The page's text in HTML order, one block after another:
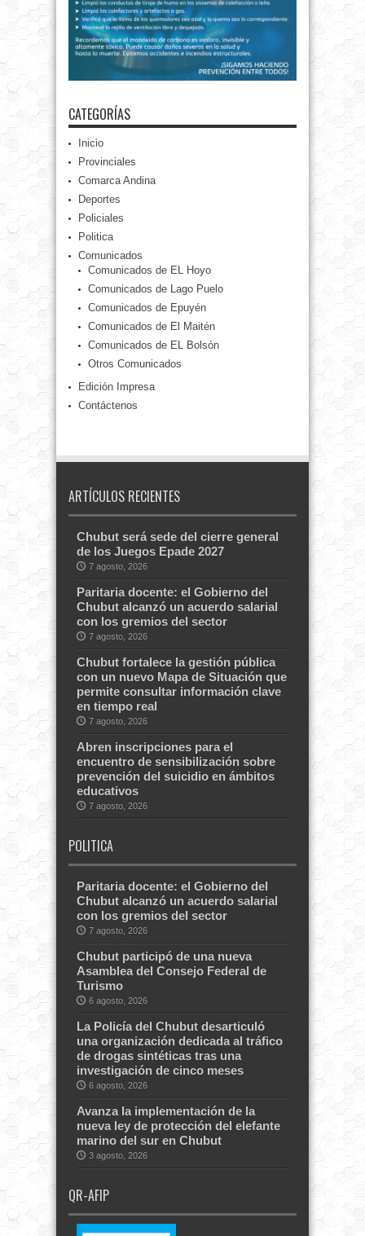
CATEGORÍAS
Inicio
Provinciales
Comarca Andina
Deportes
Policiales
Politica
Comunicados
Comunicados de EL Hoyo
Comunicados de Lago Puelo
Comunicados de Epuyén
Comunicados de El Maitén
Comunicados de EL Bolsón
Otros Comunicados
Edición Impresa
Contáctenos
ARTÍCULOS RECIENTES
Chubut será sede del cierre general
de los Juegos Epade 2027
7 agosto, 2026
Paritaria docente: el Gobierno del
Chubut alcanzó un acuerdo salarial
con los gremios del sector
7 agosto, 2026
Chubut fortalece la gestión pública
con un nuevo Mapa de Situación que
permite consultar información clave
en tiempo real
7 agosto, 2026
Abren inscripciones para el
encuentro de sensibilización sobre
prevención del suicidio en ámbitos
educativos
7 agosto, 2026
POLITICA
Paritaria docente: el Gobierno del
Chubut alcanzó un acuerdo salarial
con los gremios del sector
7 agosto, 2026
Chubut participó de una nueva
Asamblea del Consejo Federal de
Turismo
6 agosto, 2026
La Policía del Chubut desarticuló
una organización dedicada al tráfico
de drogas sintéticas tras una
investigación de cinco meses
6 agosto, 2026
Avanza la implementación de la
nueva ley de protección del elefante
marino del sur en Chubut
3 agosto, 2026
QR-AFIP